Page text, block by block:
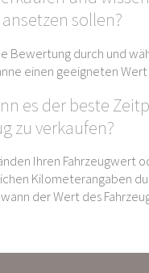
ansetzen sollen?
Bewertung durch und
einen geeigneten Wert
es der beste
zu verkaufen?
Ihren Fahrzeugwert
Kilometerangaben
der Wert des